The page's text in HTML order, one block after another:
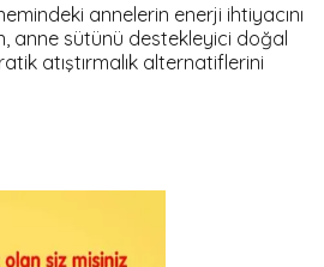
annelerin enerji ihtiyacını
anne sütünü destekleyici doğal
atıştırmalık alternatiflerini